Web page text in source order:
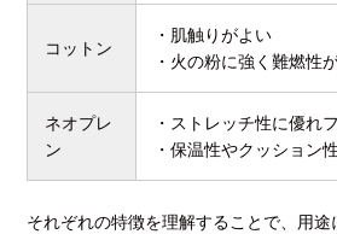
コットン
・肌触りがよい
・火の粉に強く難燃性
ネオプレ
ン
・ストレッチ性に優れ
・保温性やクッション
それぞれの特徴を理解することで、用